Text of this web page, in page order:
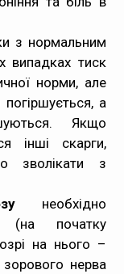
з нормальним
випадках тиск
норми, але
а
Якщо
інші скарги,
зволікати з
необхідно
(на початку
на нього –
нерва